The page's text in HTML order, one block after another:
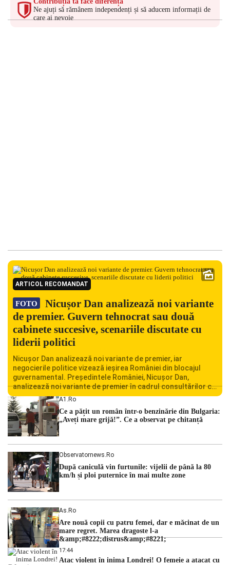
Ne ajuți să rămânem independenți și să aducem informații de
care ai nevoie
ARTICOL RECOMANDAT
FOTO
Nicușor Dan analizează noi variante
de premier. Guvern tehnocrat sau două
cabinete succesive, scenariile discutate cu
liderii politici
Nicușor Dan analizează noi variante de premier, iar
negocierile politice vizează ieșirea României din blocajul
guvernamental. Președintele României, Nicușor Dan,
analizează noi variante de premier în cadrul consultărilor cu
liderii politici. Ciprian Ciucu vorbește despre scenariul unui
guvern tehnocrat și despre posibilitatea a două cabinete
succesive. Nicușor Dan analizează noi variante de premier
România traversează […]
A1.ro
Ce a pățit un român într-o benzinărie din Bulgaria:
„Aveți mare grijă!”. Ce a observat pe chitanță
Observatornews.ro
După caniculă vin furtunile: vijelii de până la 80
km/h și ploi puternice în mai multe zone
As.ro
Are nouă copii cu patru femei, dar e măcinat de un
mare regret. Marea dragoste l-a
&amp;#8222;distrus&amp;#8221;
17:44
Atac violent în inima Londrei! O femeie a atacat cu